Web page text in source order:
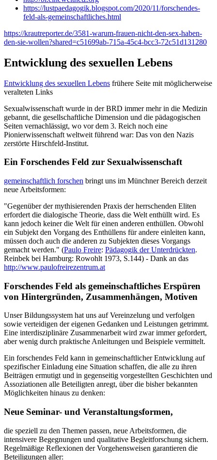
https://lustpaedagogik.blogspot.com/2020/11/forschendes-
feld-als-gemeinschaftliches.html
https://krautreporter.de/3581-warum-frauen-nicht-den-sex-haben-
den-sie-wollen?shared=c51699ab-715a-45c4-bcc3-72c51d131280
Entwicklung des sexuellen Lebens
Entwicklung des sexuellen Lebens frühere Seite mit möglicherweise
veralteten Links
Sexualwissenschaft wurde in der BRD immer mehr in die Medizin
gebannt, die gesellschaftliche Dimension und die pädagogischen
Seiten vernachlässigt, wo vor dem 3. Reich noch eine
Pionierwissenschaft weltweit führend war: Das von den Nazis
zerstörte Hirschfeld-Institut.
Ein Forschendes Feld zur Sexualwissenschaft
gemeinschaftlich forschen bringt uns im Münchner Bereich derzeit
neue Arbeitsformen:
"Gegenüber der mythisierenden Praxis der herrschenden Eliten
erfordert die dialogische Theorie, dass die Welt enthüllt wird. Es
kann jedoch keiner die Welt für einen anderen enthüllen. Obwohl
ein Subjekt den Vorgang des Enthüllens für andere einleiten kann,
müssen doch auch die anderen zu Subjekten dieses Vorgangs
gemacht werden." (Paulo Freire: Pädagogik der Unterdrückten.
Reinbek bei Hamburg: Rowohlt 1973, S.144) - Dank an das
http://www.paulofreirezentrum.at
Forschendes Feld als gemeinschaftliches Erspüren
von Hintergründen, Zusammenhängen, Motiven
Unser Bildungssystem hat uns auf Vereinzelung und verfolgen
sowie verteidigen der eigenen Gedanken und Leistungen getrimmt.
Eine interdisziplinäre Zusammenarbeit wird zwar immer gefordert,
aber wenig durch praktische Anleitungen und Beispiele vermittelt.
Ein forschendes Feld kann in gemeinschaftlicher Entwicklung auf
spezifischer Einladung eine Situation schaffen, die alle zu ihren
Beiträgen ermutigt und in gegenseitig vorgestellten Geschichten und
Assoziationen alle Beteiligten anregt, über die bisher bekannten
Möglichkeiten hinaus zu denken:
Neue Seminar- und Veranstaltungsformen,
die speziell zu den Themen passen, neue Arbeitsformen, die
intensivere Begegnungen und qualitative Begleitforschung sichern.
Regelmäßige Reflexionen der Vorgehensweisen garantieren die
Beteiligungen aller: